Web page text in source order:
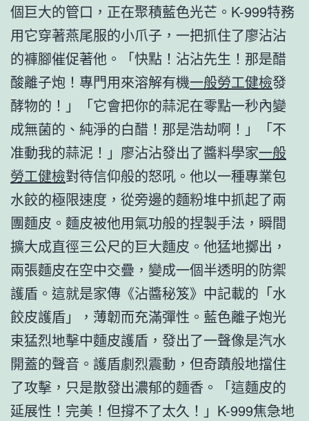
個巨大的管口，正在聚積藍色光芒。K-999特務
用它穿著燕尾服的小爪子，一把抓住了廖沾沾
的褲腳催促著他。「快點！沾沾先生！那是醋
酸離子炮！專門用來溶解有機一般勞工健檢發
酵物的！」「它會把你的蒜泥在零點一秒內變
成無菌的、純淨的白醋！那是浩劫啊！」「不
准動我的蒜泥！」廖沾沾發出了醬料學家一般
勞工健檢對待信仰般的怒吼。他以一種專業包
水餃的極限速度，從旁邊的麵粉堆中抓起了兩
團麵皮。麵皮被他用氣功般的捏製手法，瞬間
擴大成直徑三公尺的巨大麵皮。他猛地擲出，
兩張麵皮在空中交疊，變成一個半透明的防禦
護盾。這就是家傳《沾醬秘笈》中記載的「水
餃皮護盾」，薄韌而充滿彈性。藍色離子炮光
束猛烈地擊中麵皮護盾，發出了一聲像是汽水
開蓋的聲音。護盾劇烈震動，但奇蹟般地擋住
了攻擊，只是散發出濃郁的麵香。「這麵皮的
延展性！完美！但撐不了太久！」K-999焦急地